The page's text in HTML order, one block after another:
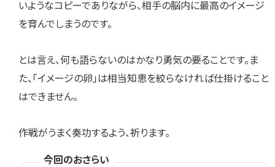
いようなコピーでありながら、相手の脳内に最高のイメージ
を育んでしまうのです。
とは言え、何も語らないのはかなり勇気の要ることです。ま
た、「イメージの卵」は相当知恵を絞らなければ仕掛けること
はできません。
作戦がうまく奏功するよう、祈ります。
今回のおさらい